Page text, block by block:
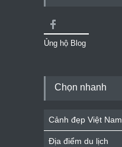
Ủng hộ Blog
Chọn nhanh
Cảnh đẹp Việt Nam
Địa điểm du lịch